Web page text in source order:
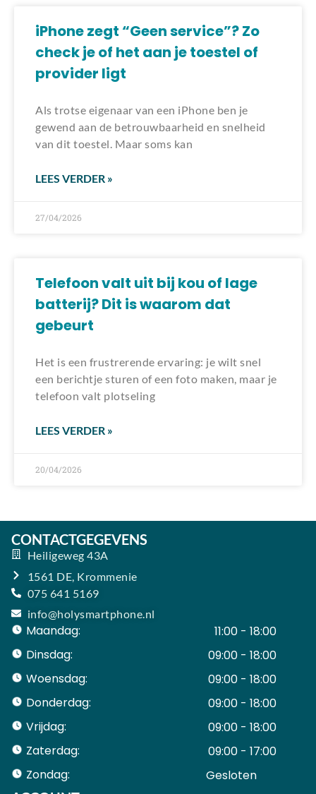
iPhone zegt “Geen service”? Zo
check je of het aan je toestel of
provider ligt
Als trotse eigenaar van een iPhone ben je
gewend aan de betrouwbaarheid en snelheid
van dit toestel. Maar soms kan
LEES VERDER »
27/04/2026
Telefoon valt uit bij kou of lage
batterij? Dit is waarom dat
gebeurt
Het is een frustrerende ervaring: je wilt snel
een berichtje sturen of een foto maken, maar je
telefoon valt plotseling
LEES VERDER »
20/04/2026
CONTACTGEGEVENS
Heiligeweg 43A
1561 DE, Krommenie
075 641 5169
info@holysmartphone.nl
Maandag:
11:00 - 18:00
Dinsdag:
09:00 - 18:00
Woensdag:
09:00 - 18:00
Donderdag:
09:00 - 18:00
Vrijdag:
09:00 - 18:00
Zaterdag:
09:00 - 17:00
Zondag:
Gesloten ​ ​ ​ ​ ​ ​ ​